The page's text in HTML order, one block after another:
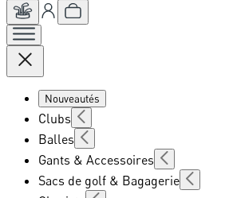
Nouveautés
Clubs
Balles
Gants & Accessoires
Sacs de golf & Bagagerie